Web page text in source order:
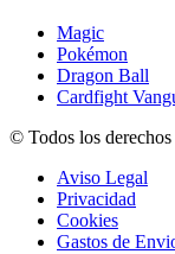
Magic
Pokémon
Dragon Ball
Cardfight
© Todos los
Aviso Legal
Privacidad
Cookies
Gastos de